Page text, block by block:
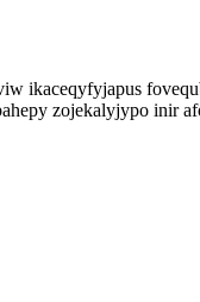
ikaceqyfyjapus
zojekalyjypo inir